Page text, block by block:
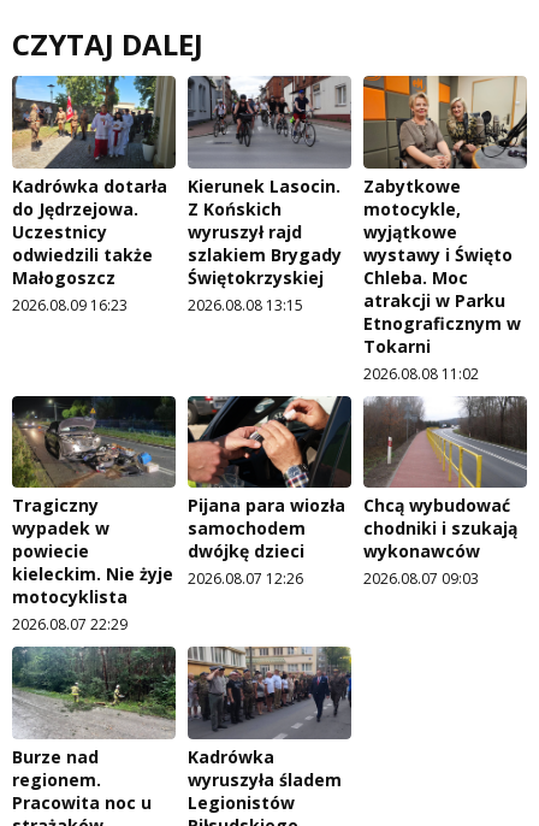
CZYTAJ DALEJ
Kadrówka dotarła
do Jędrzejowa.
Uczestnicy
odwiedzili także
Małogoszcz
2026.08.09 16:23
Kierunek Lasocin.
Z Końskich
wyruszył rajd
szlakiem Brygady
Świętokrzyskiej
2026.08.08 13:15
Zabytkowe
motocykle,
wyjątkowe
wystawy i Święto
Chleba. Moc
atrakcji w Parku
Etnograficznym w
Tokarni
2026.08.08 11:02
Tragiczny
wypadek w
powiecie
kieleckim. Nie żyje
motocyklista
2026.08.07 22:29
Pijana para wiozła
samochodem
dwójkę dzieci
2026.08.07 12:26
Chcą wybudować
chodniki i szukają
wykonawców
2026.08.07 09:03
Burze nad
regionem.
Pracowita noc u
Kadrówka
wyruszyła śladem
Legionistów